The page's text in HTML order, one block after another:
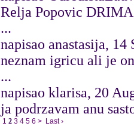
Relja Popovic DRIMA
...
napisao anastasija, 14
neznam igricu ali je
...
napisao klarisa, 20
ja podrzavam anu
1 2 3 4 5 6 > Last ›